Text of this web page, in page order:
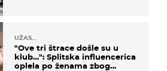
UŽAS…
"Ove tri štrace došle su u
klub…": Splitska influencerica
oplela po ženama zbog